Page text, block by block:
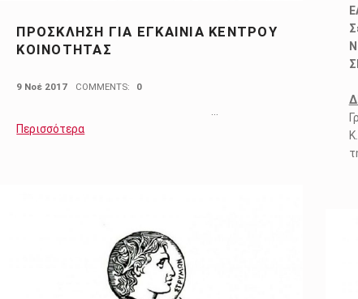
ΠΡΟΣΚΛΗΣΗ ΓΙΑ ΕΓΚΑΙΝΙΑ ΚΕΝΤΡΟΥ
ΚΟΙΝΟΤΗΤΑΣ
9 Νοέ 2017 COMMENTS: 0
…
Περισσότερα